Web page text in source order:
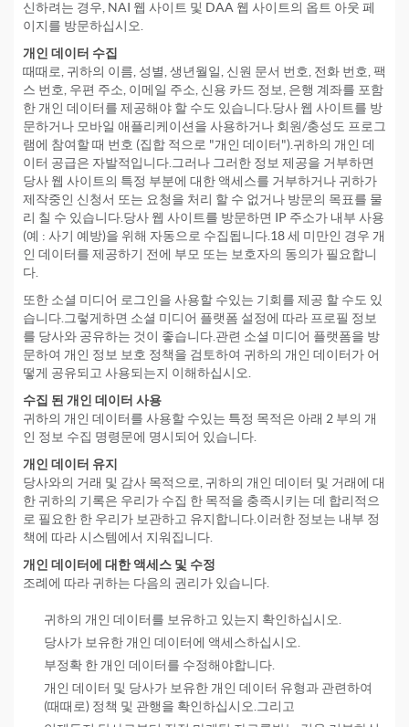
신하려는 경우, NAI 웹 사이트 및 DAA 웹 사이트의 옵트 아웃 페
이지를 방문하십시오.
개인 데이터 수집
때때로, 귀하의 이름, 성별, 생년월일, 신원 ​​문서 번호, 전화 번호, 팩
스 번호, 우편 주소, 이메일 주소, 신용 카드 정보, 은행 계좌를 포함
한 개인 데이터를 제공해야 할 수도 있습니다.당사 웹 사이트를 방
문하거나 모바일 애플리케이션을 사용하거나 회원/충성도 프로그
램에 참여할 때 번호 (집합 적으로 "개인 데이터").귀하의 개인 데
이터 공급은 자발적입니다.그러나 그러한 정보 제공을 거부하면
당사 웹 사이트의 특정 부분에 대한 액세스를 거부하거나 귀하가
제작중인 신청서 또는 요청을 처리 할 수 ​​없거나 방문의 목표를 물
리 칠 수 있습니다.당사 웹 사이트를 방문하면 IP 주소가 내부 사용
(예 : 사기 예방)을 위해 자동으로 수집됩니다.18 세 미만인 경우 개
인 데이터를 제공하기 전에 부모 또는 보호자의 동의가 필요합니
다.
또한 소셜 미디어 로그인을 사용할 수있는 기회를 제공 할 수도 있
습니다.그렇게하면 소셜 미디어 플랫폼 설정에 따라 프로필 정보
를 당사와 공유하는 것이 좋습니다.관련 소셜 미디어 플랫폼을 방
문하여 개인 정보 보호 정책을 검토하여 귀하의 개인 데이터가 어
떻게 공유되고 사용되는지 이해하십시오.
수집 된 개인 데이터 사용
귀하의 개인 데이터를 사용할 수있는 특정 목적은 아래 2 부의 개
인 정보 수집 명령문에 명시되어 있습니다.
개인 데이터 유지
당사와의 거래 및 감사 목적으로, 귀하의 개인 데이터 및 거래에 대
한 귀하의 기록은 우리가 수집 한 목적을 충족시키는 데 합리적으
로 필요한 한 우리가 보관하고 유지합니다.이러한 정보는 내부 정
책에 따라 시스템에서 지워집니다.
개인 데이터에 대한 액세스 및 수정
조례에 따라 귀하는 다음의 권리가 있습니다.
귀하의 개인 데이터를 보유하고 있는지 확인하십시오.
당사가 보유한 개인 데이터에 액세스하십시오.
부정확 한 개인 데이터를 수정해야합니다.
개인 데이터 및 당사가 보유한 개인 데이터 유형과 관련하여
(때때로) 정책 및 관행을 확인하십시오.그리고